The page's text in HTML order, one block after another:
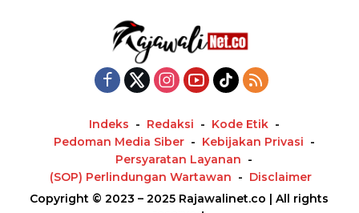
Indeks Redaksi
Kode Etik
Pedoman Media Siber
Kebijakan Privasi
Persyaratan Layanan
(SOP) Perlindungan Wartawan
Disclaimer
Copyright © 2023 – 2025 Rajawalinet.co | All rights